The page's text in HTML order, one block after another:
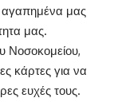
αγαπημένα μας
μας.
Νοσοκομείου,
κάρτες για να
ευχές τους.